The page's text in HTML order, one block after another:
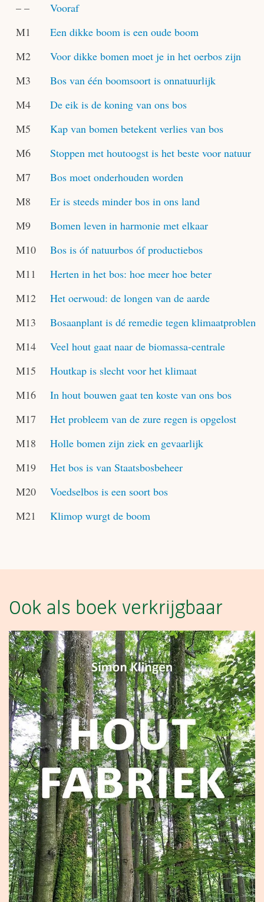
– –
Vooraf
M1
Een dikke boom is een oude boom
M2
Voor dikke bomen moet je in het oerbos zijn
M3
Bos van één boomsoort is onnatuurlijk
M4
De eik is de koning van ons bos
M5
Kap van bomen betekent verlies van bos
M6
Stoppen met houtoogst is het beste voor natuur
M7
Bos moet onderhouden worden
M8
Er is steeds minder bos in ons land
M9
Bomen leven in harmonie met elkaar
M10
Bos is óf natuurbos óf productiebos
M11
Herten in het bos: hoe meer hoe beter
M12
Het oerwoud: de longen van de aarde
M13
Bosaanplant is dé remedie tegen
M14
Veel hout gaat naar de biomassa-centrale
M15
Houtkap is slecht voor het klimaat
M16
In hout bouwen gaat ten koste van ons bos
M17
Het probleem van de zure regen is opgelost
M18
Holle bomen zijn ziek en gevaarlijk
M19
Het bos is van Staatsbosbeheer
M20
Voedselbos is een soort bos
M21
Klimop wurgt de boom
Ook als boek verkrijgbaar